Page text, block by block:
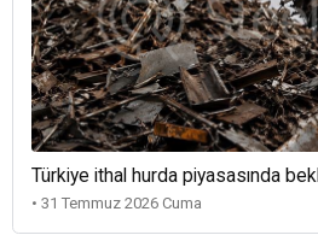
Türkiye ithal hurda piyasasında
• 31 Temmuz 2026 Cuma